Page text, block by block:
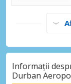
Informații
Durban